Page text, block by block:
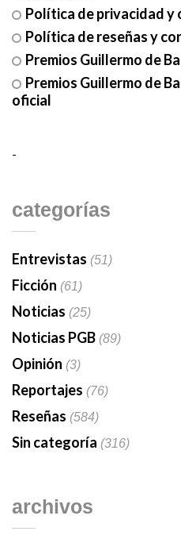
Política de privacidad y
Política de reseñas y
Premios Guillermo de
Premios Guillermo de
oficial
-
categorías
Entrevistas (51)
Ficción (61)
Noticias (25)
Noticias PGB(89)
Opinión (3)
Reportajes (76)
Reseñas (584)
Sin categoría (316)
archivos